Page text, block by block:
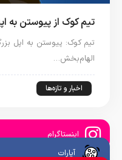
تیم کوک از پیوستن به
تیم کوک: پیوستن به اپل
الهام‌بخش…
اخبار و تازه‌ها
اینستاگرام
آپارات